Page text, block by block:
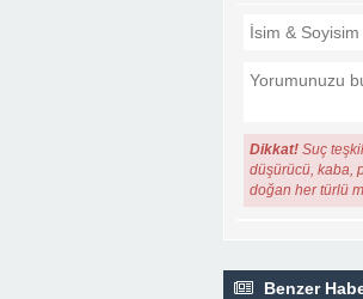
Dikkat! Suç
düşürücü, kaba,
doğan her türlü
Benzer